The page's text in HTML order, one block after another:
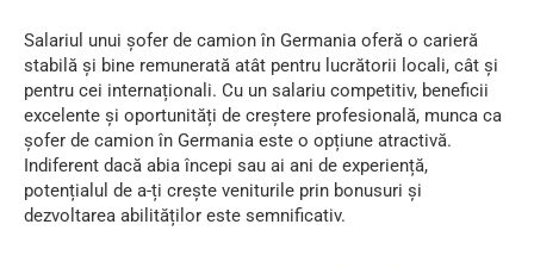
Salariul unui șofer de camion în Germania oferă o carieră
stabilă și bine remunerată atât pentru lucrătorii locali, cât și
pentru cei internaționali. Cu un salariu competitiv, beneficii
excelente și oportunități de creștere profesională, munca ca
șofer de camion în Germania este o opțiune atractivă.
Indiferent dacă abia începi sau ai ani de experiență,
potențialul de a-ți crește veniturile prin bonusuri și
dezvoltarea abilităților este semnificativ.